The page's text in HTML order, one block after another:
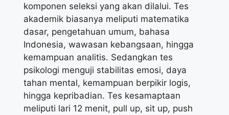
komponen seleksi yang akan dilalui. Tes
akademik biasanya meliputi matematika
dasar, pengetahuan umum, bahasa
Indonesia, wawasan kebangsaan, hingga
kemampuan analitis. Sedangkan tes
psikologi menguji stabilitas emosi, daya
tahan mental, kemampuan berpikir logis,
hingga kepribadian. Tes kesamaptaan
meliputi lari 12 menit, pull up, sit up, push